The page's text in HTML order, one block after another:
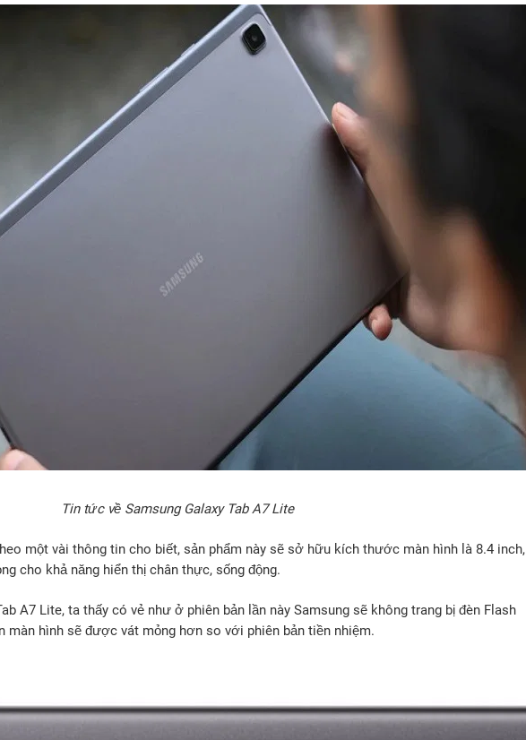
Tin tức về Samsung Galaxy Tab A7 Lite
một vài thông tin cho biết, sản phẩm này sẽ sở hữu kích thước màn hình là 8.4 inch,
cho khả năng hiển thị chân thực, sống động.
A7 Lite, ta thấy có vẻ như ở phiên bản lần này Samsung sẽ không trang bị đèn Flash
màn hình sẽ được vát mỏng hơn so với phiên bản tiền nhiệm.